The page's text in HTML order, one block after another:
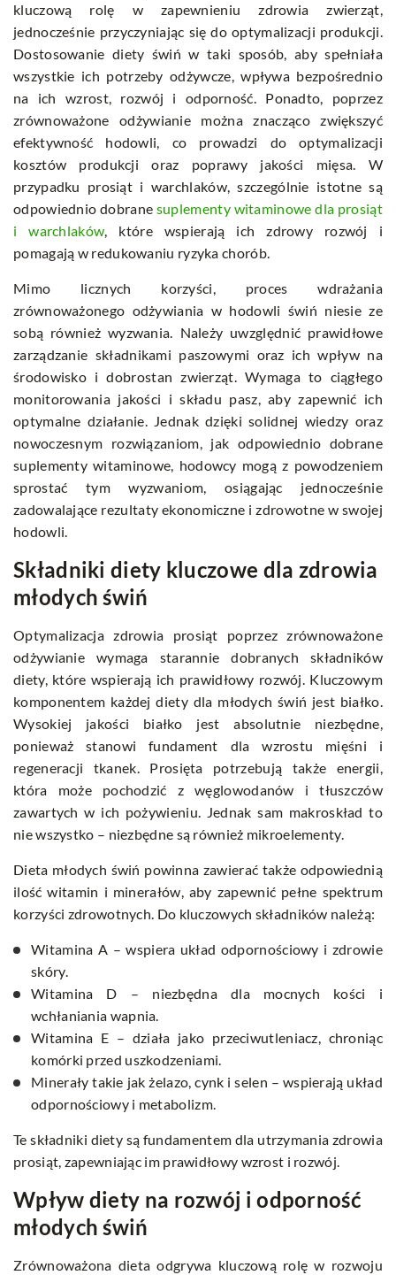
kluczową rolę w zapewnieniu zdrowia zwierząt,
jednocześnie przyczyniając się do optymalizacji produkcji.
Dostosowanie diety świń w taki sposób, aby spełniała
wszystkie ich potrzeby odżywcze, wpływa bezpośrednio
na ich wzrost, rozwój i odporność. Ponadto, poprzez
zrównoważone odżywianie można znacząco zwiększyć
efektywność hodowli, co prowadzi do optymalizacji
kosztów produkcji oraz poprawy jakości mięsa. W
przypadku prosiąt i warchlaków, szczególnie istotne są
odpowiednio dobrane suplementy witaminowe dla prosiąt
i warchlaków, które wspierają ich zdrowy rozwój i
pomagają w redukowaniu ryzyka chorób.
Mimo licznych korzyści, proces wdrażania
zrównoważonego odżywiania w hodowli świń niesie ze
sobą również wyzwania. Należy uwzględnić prawidłowe
zarządzanie składnikami paszowymi oraz ich wpływ na
środowisko i dobrostan zwierząt. Wymaga to ciągłego
monitorowania jakości i składu pasz, aby zapewnić ich
optymalne działanie. Jednak dzięki solidnej wiedzy oraz
nowoczesnym rozwiązaniom, jak odpowiednio dobrane
suplementy witaminowe, hodowcy mogą z powodzeniem
sprostać tym wyzwaniom, osiągając jednocześnie
zadowalające rezultaty ekonomiczne i zdrowotne w swojej
hodowli.
Składniki diety kluczowe dla zdrowia
młodych świń
Optymalizacja zdrowia prosiąt poprzez zrównoważone
odżywianie wymaga starannie dobranych składników
diety, które wspierają ich prawidłowy rozwój. Kluczowym
komponentem każdej diety dla młodych świń jest białko.
Wysokiej jakości białko jest absolutnie niezbędne,
ponieważ stanowi fundament dla wzrostu mięśni i
regeneracji tkanek. Prosięta potrzebują także energii,
która może pochodzić z węglowodanów i tłuszczów
zawartych w ich pożywieniu. Jednak sam makroskład to
nie wszystko – niezbędne są również mikroelementy.
Dieta młodych świń powinna zawierać także odpowiednią
ilość witamin i minerałów, aby zapewnić pełne spektrum
korzyści zdrowotnych. Do kluczowych składników należą:
Witamina A – wspiera układ odpornościowy i zdrowie
skóry.
Witamina D – niezbędna dla mocnych kości i
wchłaniania wapnia.
Witamina E – działa jako przeciwutleniacz, chroniąc
komórki przed uszkodzeniami.
Minerały takie jak żelazo, cynk i selen – wspierają układ
odpornościowy i metabolizm.
Te składniki diety są fundamentem dla utrzymania zdrowia
prosiąt, zapewniając im prawidłowy wzrost i rozwój.
Wpływ diety na rozwój i odporność
młodych świń
Zrównoważona dieta odgrywa kluczową rolę w rozwoju